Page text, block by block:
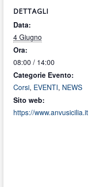
DETTAGLI
Data:
4 Giugno
Ora:
08:00 / 14:00
Categorie Evento:
Corsi, EVENTI, NEWS
Sito web:
https://www.anvusicilia.it